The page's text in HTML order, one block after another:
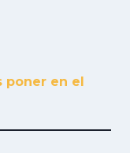
poner en el